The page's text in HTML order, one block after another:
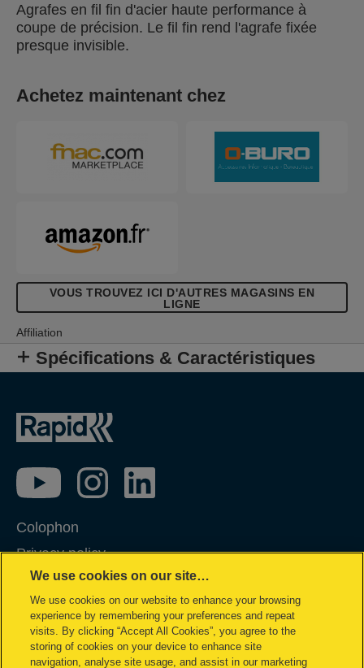
Agrafes en fil fin d'acier haute performance à
coupe de précision. Le fil fin rend l'agrafe fixée
presque invisible.
Achetez maintenant chez
VOUS TROUVEZ ICI D'AUTRES MAGASINS EN
LIGNE
Affiliation
Spécifications & Caractéristiques
Colophon
Privacy policy
Politique concernant les cookies
Demande de données complètes
Conditions de garantie
My Data Rights
We use cookies on our site…
We use cookies on our website to enhance your browsing
experience by remembering your preferences and repeat
visits. By clicking “Accept All Cookies”, you agree to the
storing of cookies on your device to enhance site
navigation, analyse site usage, and assist in our marketing